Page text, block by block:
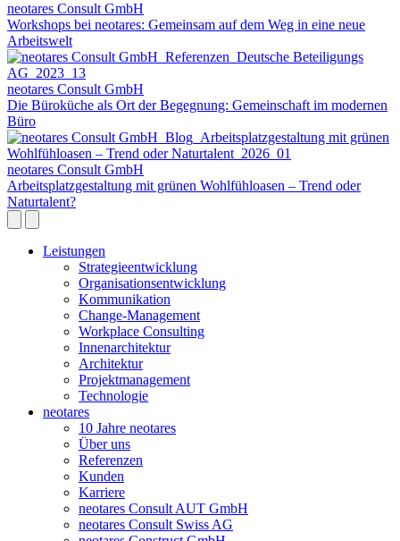
neotares Consult GmbH
Workshops bei neotares: Gemeinsam auf dem Weg in eine neue
Arbeitswelt
neotares Consult GmbH
Die Büroküche als Ort der Begegnung: Gemeinschaft im modernen
Büro
neotares Consult GmbH
Arbeitsplatzgestaltung mit grünen Wohlfühloasen – Trend oder
Naturtalent?
Leistungen
Strategieentwicklung
Organisationsentwicklung
Kommunikation
Change-Management
Workplace Consulting
Innenarchitektur
Architektur
Projektmanagement
Technologie
neotares
10 Jahre neotares
Über uns
Referenzen
Kunden
Karriere
neotares Consult AUT GmbH
neotares Consult Swiss AG